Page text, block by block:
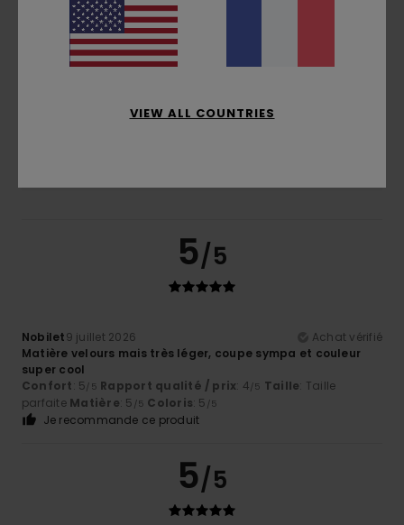
Taille
5/5
Nobilet9 juillet 2026
Achat vérifié
Matière velours mais très léger, coupe sympa et couleur
super cool
Confort: 5/5 Rapport qualité / prix: 4/5 Taille: Taille
parfaite Matière: 5 /5 Coloris: 5 /5
Je recommande ce produit
5/5
VIEW ALL COUNTRIES